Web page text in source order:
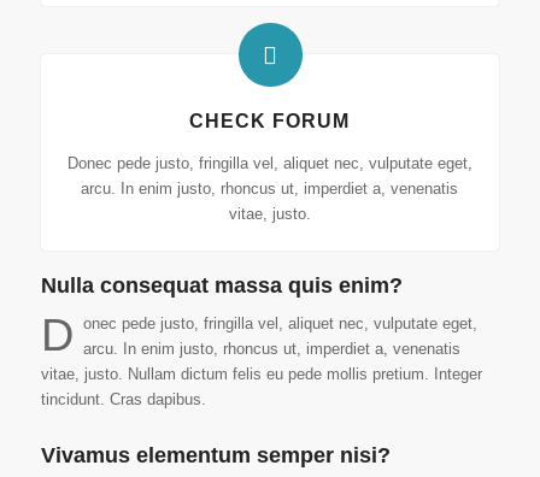
CHECK FORUM
Donec pede justo, fringilla vel, aliquet nec, vulputate eget,
arcu. In enim justo, rhoncus ut, imperdiet a, venenatis
vitae, justo.
Nulla consequat massa quis enim?
D onec pede justo, fringilla vel, aliquet nec, vulputate eget,
arcu. In enim justo, rhoncus ut, imperdiet a, venenatis
vitae, justo. Nullam dictum felis eu pede mollis pretium. Integer
tincidunt. Cras dapibus.
Vivamus elementum semper nisi?